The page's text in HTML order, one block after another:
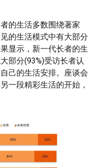
的生活多数围绕著家
的生活模式中有大部分
显示，新一代长者的生
部分(93%)受访长者认
己的生活安排。座谈会
一段精彩生活的开始，